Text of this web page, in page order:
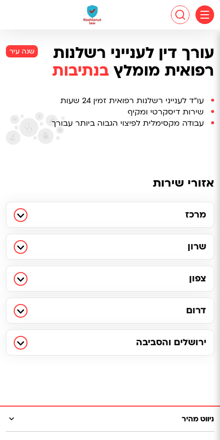
עורך דין לענייני רשלנות
רפואית מומלץ בנתיבות
שנה עיר
עו"ד לענייני רשלנות רפואית זמין 24 שעות
שירות דיסקרטי ומקיף
עבודה מקסימלית לפיצוי הגבוה ביותר עבורך
אזורי שירות
מרכז
שרון
צפון
דרום
ירושלים והסביבה
ניווט מהיר